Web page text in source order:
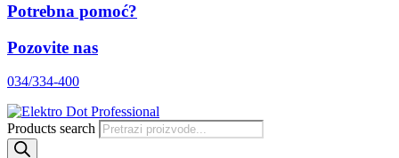
Potrebna pomoć?
Pozovite nas
034/334-400
Products search